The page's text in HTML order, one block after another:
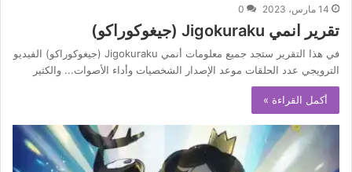
14 مارس، 2023 0
تقرير انمي Jigokuraku (جيغوكوراكو)
في هذا التقرير ستجد جميع معلومات أنمي Jigokuraku (جيغوكوراكو) الفيديو
الترويجي عدد الحلقات موعد الإصدار الشخصيات وأداء الأصوات... والكثير
أكمل القراءة »